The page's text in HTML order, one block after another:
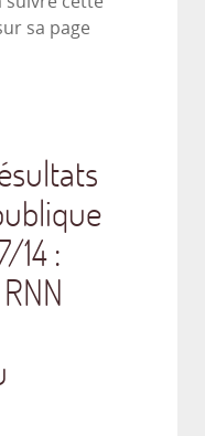
sa page
14 :